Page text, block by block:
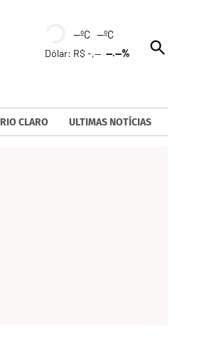
--ºC --ºC
Dólar: R$ -,----.--%
Open
Search
RIO CLARO ULTIMAS NOTÍCIAS